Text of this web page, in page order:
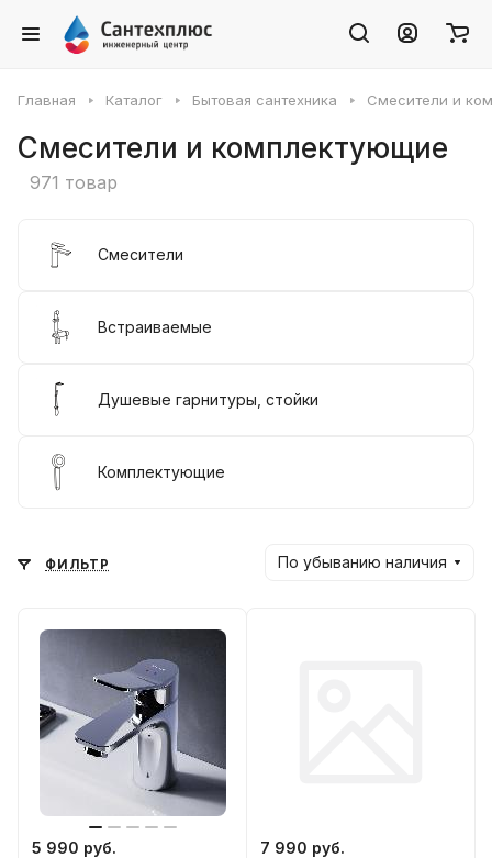
Главная Каталог Бытовая сантехника Смесители и
Смесители и комплектующие
971 товар
Смесители
Встраиваемые
Душевые гарнитуры, стойки
Комплектующие
ФИЛЬТР По убыванию наличия
5 990 руб.
7 990 руб.